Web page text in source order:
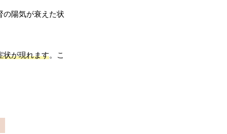
の陽気が衰えた状
状が現れます。こ